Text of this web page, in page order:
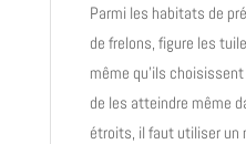
Parmi les habitats de
de frelons, figure les
même qu’ils
de les atteindre même
étroits, il faut utiliser un